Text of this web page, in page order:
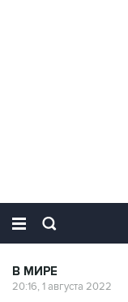
В МИРЕ
20:16, 1 августа 2022